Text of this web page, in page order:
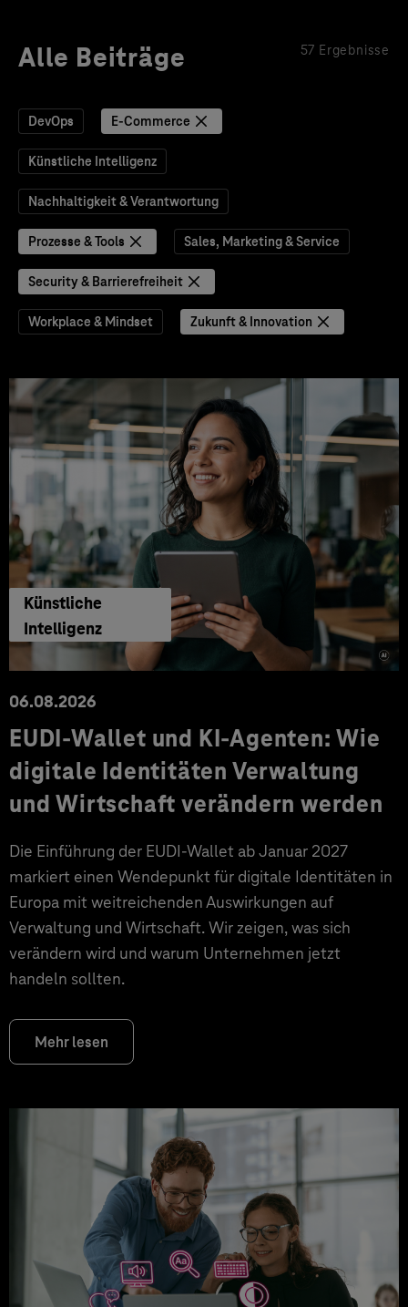
Alle Beiträge 57 Ergebnisse
DevOps E-Commerce
Künstliche Intelligenz
Nachhaltigkeit & Verantwortung
Prozesse & Tools Sales, Marketing & Service
Security & Barrierefreiheit
Workplace & Mindset Zukunft & Innovation
Künstliche
Intelligenz
06.08.2026
EUDI-Wallet und KI-Agenten: Wie
digitale Identitäten Verwaltung
und Wirtschaft verändern werden
Die Einführung der EUDI-Wallet ab Januar 2027
markiert einen Wendepunkt für digitale Identitäten in
Europa mit weitreichenden Auswirkungen auf
Verwaltung und Wirtschaft. Wir zeigen, was sich
verändern wird und warum Unternehmen jetzt
handeln sollten.
Mehr lesen